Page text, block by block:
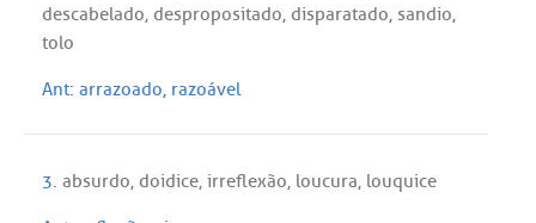
descabelado, despropositado, disparatado, sandio,
tolo
Ant: arrazoado, razoável
3. absurdo, doidice, irreflexão, loucura, louquice